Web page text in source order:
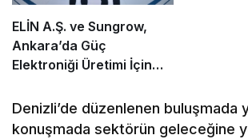
ELİN A.Ş. ve Sungrow,
Ankara’da Güç
Elektroniği Üretimi İçin
Denizli’de düzenlenen buluşmada
konuşmada sektörün geleceğine